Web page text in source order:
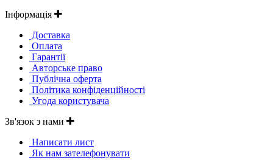
Інформація
Доставка
Оплата
Гарантії
Авторське право
Публічна оферта
Політика конфіденційності
Угода користувача
Зв'язок з нами
Написати лист
Як нам зателефонувати